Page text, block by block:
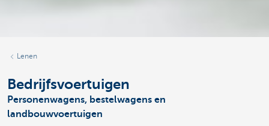
Lenen
Bedrijfsvoertuigen
Personenwagens, bestelwagens en
landbouwvoertuigen